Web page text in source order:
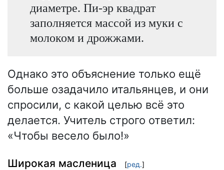
диаметре. Пи-эр квадрат
заполняется массой из муки с
молоком и дрожжами.
Однако это объяснение только ещё
больше озадачило итальянцев, и они
спросили, с какой целью всё это
делается. Учитель строго ответил:
«Чтобы весело было!»
Широкая масленица [ред.]